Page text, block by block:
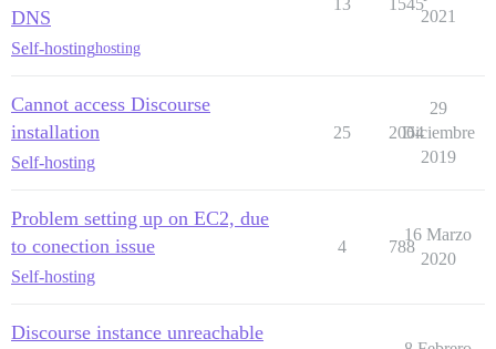
DNS
Self-hostinghosting
2021
Cannot access Discourse
installation
Self-hosting
25 2064
29
Diciembre
2019
Problem setting up on EC2, due
to conection issue
Self-hosting
4 788
16 Marzo
2020
Discourse instance unreachable